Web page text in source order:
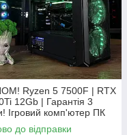
Ryzen 5 7500F | RTX
12Gb | Гарантія 3
Ігровий комп'ютер ПК
до відправки